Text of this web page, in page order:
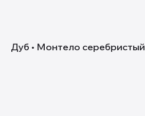
Дуб • Монтело серебристый